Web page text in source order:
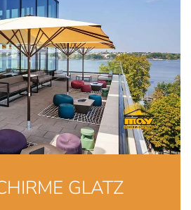
GLATZ